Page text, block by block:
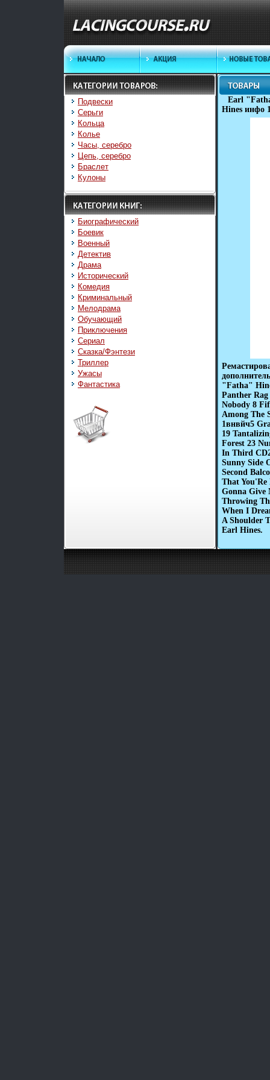
Подвески
Серьги
Кольца
Колье
Часы, серебро
Цепь, серебро
Браслет
Кулоны
Биографический
Боевик
Военный
Детектив
Драма
Исторический
Комедия
Криминальный
Мелодрама
Обучающий
Приключения
Сериал
Сказка/Фэнтези
Триллер
Ужасы
Фантастика
Earl
Hines инфо
"Fatha"
Panther
Nobody 8
Among The
1внвйч5
19
Forest 23
In Third
Sunny Side
Second
That You'Re
Gonna Give
Throwing
When I
A Shoulder
Earl Hines.